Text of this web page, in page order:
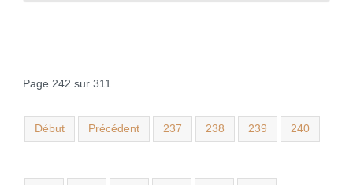
Page 242 sur 311
Début Précédent 237 238 239 240